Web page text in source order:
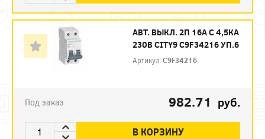
АВТ. ВЫКЛ. 2П 16А С 4,5КА
230В CITY9 C9F34216 УП.6
Артикул:C9F34216
Под заказ 982.71 руб.
В КОРЗИНУ